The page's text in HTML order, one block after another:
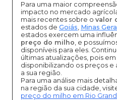
Para uma maior
impacto no mercado
mais recentes sobre o valor
estados de Goiás, Minas
estados exercem uma
preço do milho, e
disponíveis para eles.
últimas atualizações, pois
disponibilizando os preços e
a sua região.
Para uma análise mais
na região da sua cidade,
preço do milho em Rio